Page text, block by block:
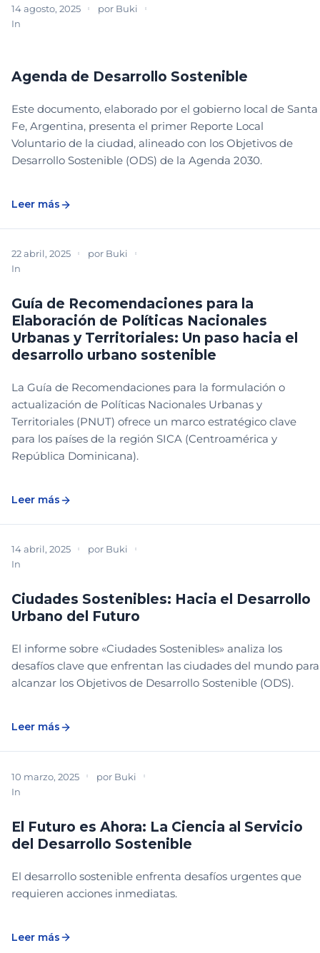
14 agosto, 2025 por Buki
In
Agenda de Desarrollo Sostenible
Este documento, elaborado por el gobierno local de Santa
Fe, Argentina, presenta el primer Reporte Local
Voluntario de la ciudad, alineado con los Objetivos de
Desarrollo Sostenible (ODS) de la Agenda 2030.
Leer más
22 abril, 2025 por Buki
In
Guía de Recomendaciones para la
Elaboración de Políticas Nacionales
Urbanas y Territoriales: Un paso hacia el
desarrollo urbano sostenible
La Guía de Recomendaciones para la formulación o
actualización de Políticas Nacionales Urbanas y
Territoriales (PNUT) ofrece un marco estratégico clave
para los países de la región SICA (Centroamérica y
República Dominicana).
Leer más
14 abril, 2025 por Buki
In
Ciudades Sostenibles: Hacia el Desarrollo
Urbano del Futuro
El informe sobre «Ciudades Sostenibles» analiza los
desafíos clave que enfrentan las ciudades del mundo para
alcanzar los Objetivos de Desarrollo Sostenible (ODS).
Leer más
10 marzo, 2025 por Buki
In
El Futuro es Ahora: La Ciencia al Servicio
del Desarrollo Sostenible
El desarrollo sostenible enfrenta desafíos urgentes que
requieren acciones inmediatas.
Leer más